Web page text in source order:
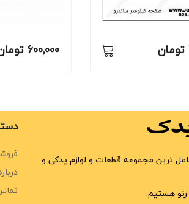
600,000 تومان
ترین مجموعه قطعات و لوازم یدکی و
هستیم.